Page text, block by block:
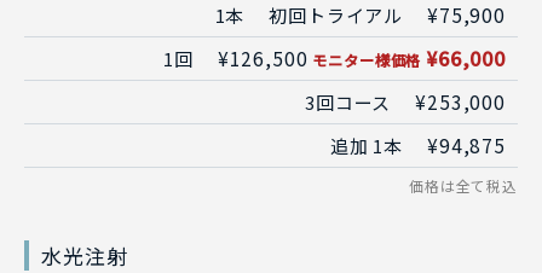
1本
初回トライアル ¥75,900
1回 ¥126,500 モニター様価格 ¥66,000
3回コース ¥253,000
追加 1本 ¥94,875
水光注射